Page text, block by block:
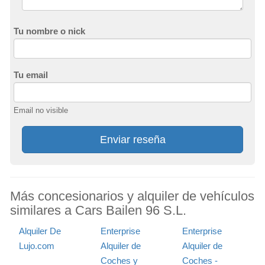
Tu nombre o nick
Tu email
Email no visible
Enviar reseña
Más concesionarios y alquiler de vehículos
similares a Cars Bailen 96 S.L.
Alquiler De
Lujo.com
Enterprise
Alquiler de
Coches y
Enterprise
Alquiler de
Coches -